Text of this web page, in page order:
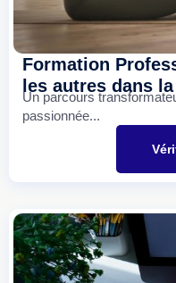
Formation
les autres dans
Un parcours
passionnée...